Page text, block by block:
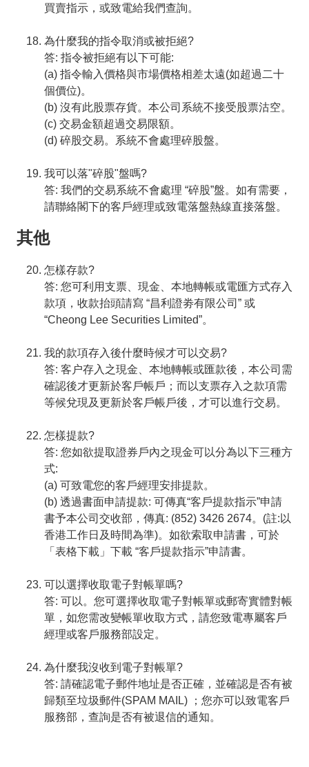
買賣指示，或致電給我們查詢。
為什麼我的指令取消或被拒絕?
答: 指令被拒絕有以下可能:
(a) 指令輸入價格與市場價格相差太遠(如超過二十
個價位)。
(b) 沒有此股票存貨。本公司系統不接受股票沽空。
(c) 交易金額超過交易限額。
(d) 碎股交易。系統不會處理碎股盤。
我可以落"碎股"盤嗎?
答: 我們的交易系統不會處理 “碎股”盤。如有需要，
請聯絡閣下的客戶經理或致電落盤熱線直接落盤。
其他
怎樣存款?
答: 您可利用支票、現金、本地轉帳或電匯方式存入
款項，收款抬頭請寫 “昌利證劵有限公司” 或
“Cheong Lee Securities Limited”。
我的款項存入後什麼時候才可以交易?
答: 客户存入之現金、本地轉帳或匯款後，本公司需
確認後才更新於客戶帳戶；而以支票存入之款項需
等候兌現及更新於客戶帳戶後，才可以進行交易。
怎樣提款?
答: 您如欲提取證券戶內之現金可以分為以下三種方
式:
(a) 可致電您的客戶經理安排提款。
(b) 透過書面申請提款: 可傳真“客戶提款指示”申請
書予本公司交收部，傳真: (852) 3426 2674。(註:以
香港工作日及時間為準)。如欲索取申請書，可於
「表格下載」下載 “客戶提款指示”申請書。
可以選擇收取電子對帳單嗎?
答: 可以。您可選擇收取電子對帳單或郵寄實體對帳
單，如您需改變帳單收取方式，請您致電專屬客戶
經理或客戶服務部設定。
為什麼我沒收到電子對帳單?
答: 請確認電子郵件地址是否正確，並確認是否有被
歸類至垃圾郵件(SPAM MAIL) ；您亦可以致電客戶
服務部，查詢是否有被退信的通知。